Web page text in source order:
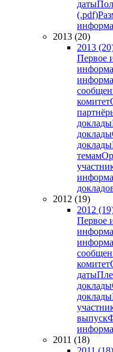
даты
(.pdf)
2013 (20)
2013
Первое
комитет
доклады
доклады
доклады
темам
2012 (19)
2012
Первое
комитет
даты
доклады
доклады
выпуск
2011 (18)